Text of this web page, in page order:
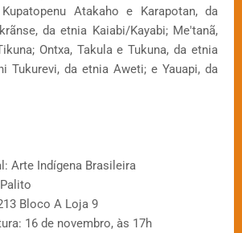
Atakaho e Karapotan, da
da etnia Kaiabi/Kayabi; Me'tanã,
Ontxa, Takula e Tukuna, da etnia
Tukurevi, da etnia Aweti; e Yauapi, da
Arte Indígena Brasileira
Bloco A Loja 9
16 de novembro, às 17h